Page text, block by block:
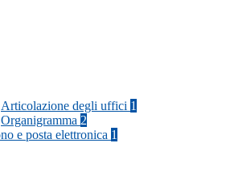
Articolazione degli uffici 1
Organigramma 2
e posta elettronica 1